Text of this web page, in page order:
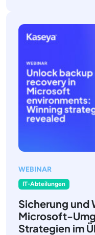
WEBINAR
IT-Abteilungen
Sicherung und
Microsoft-
Strategien im